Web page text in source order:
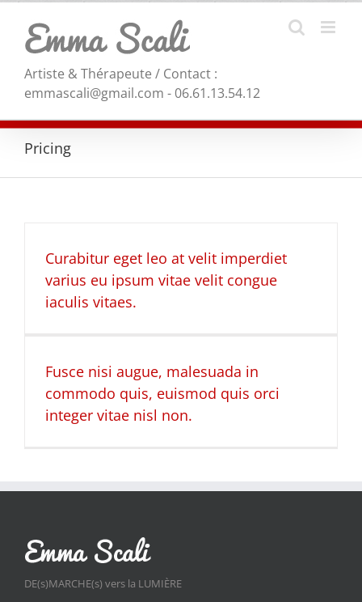
Skip
content
Artiste & Thérapeute / Contact :
emmascali@gmail.com - 06.61.13.54.12
Pricing
Curabitur eget leo at velit imperdiet
varius eu ipsum vitae velit congue
iaculis vitaes.
Fusce nisi augue, malesuada in
commodo quis, euismod quis orci
integer vitae nisl non.
DE(s)MARCHE(s) vers la LUMIÈRE